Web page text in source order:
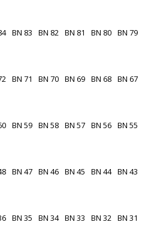
BN 83 BN 82 BN 81 BN 80 BN 79
BN 71 BN 70 BN 69 BN 68 BN 67
BN 59 BN 58 BN 57 BN 56 BN 55
BN 47 BN 46 BN 45 BN 44 BN 43
BN 35 BN 34 BN 33 BN 32 BN 31